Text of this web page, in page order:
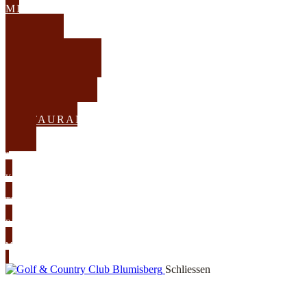
MITGLIED
RESTAURANT
TEETIME
KURSE
TURNIERE
RESTAURANT
MITGLIED WERDEN
Schliessen